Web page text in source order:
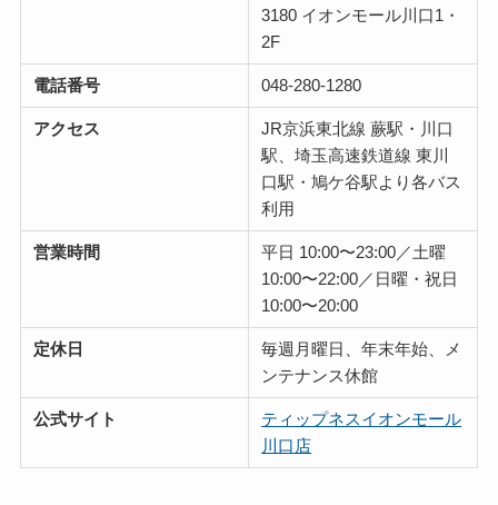
3180 イオンモール川口1・
2F
電話番号 048-280-1280
アクセス
JR京浜東北線 蕨駅・川口
駅、埼玉高速鉄道線 東川
口駅・鳩ケ谷駅より各バス
利用
営業時間
平日 10:00〜23:00／土曜
10:00〜22:00／日曜・祝日
10:00〜20:00
定休日
毎週月曜日、年末年始、メ
ンテナンス休館
公式サイト
ティップネスイオンモール
川口店